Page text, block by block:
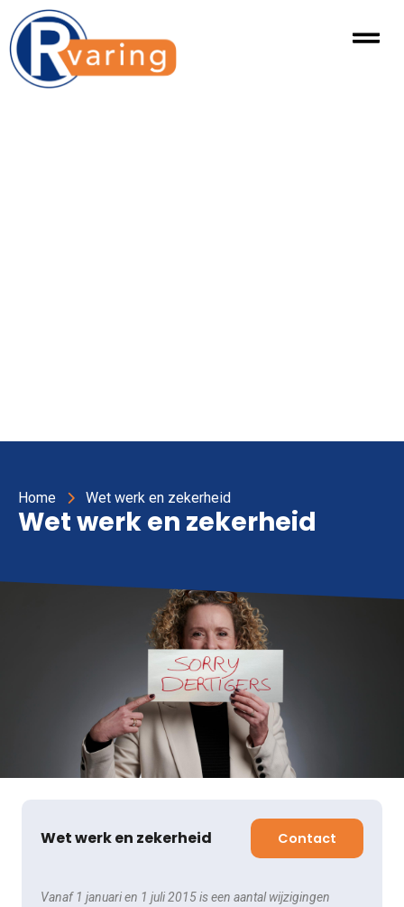
Home Wet werk en zekerheid
Wet werk en zekerheid
Wet werk en zekerheid Contact
Vanaf 1 januari en 1 juli 2015 is een aantal wijzigingen